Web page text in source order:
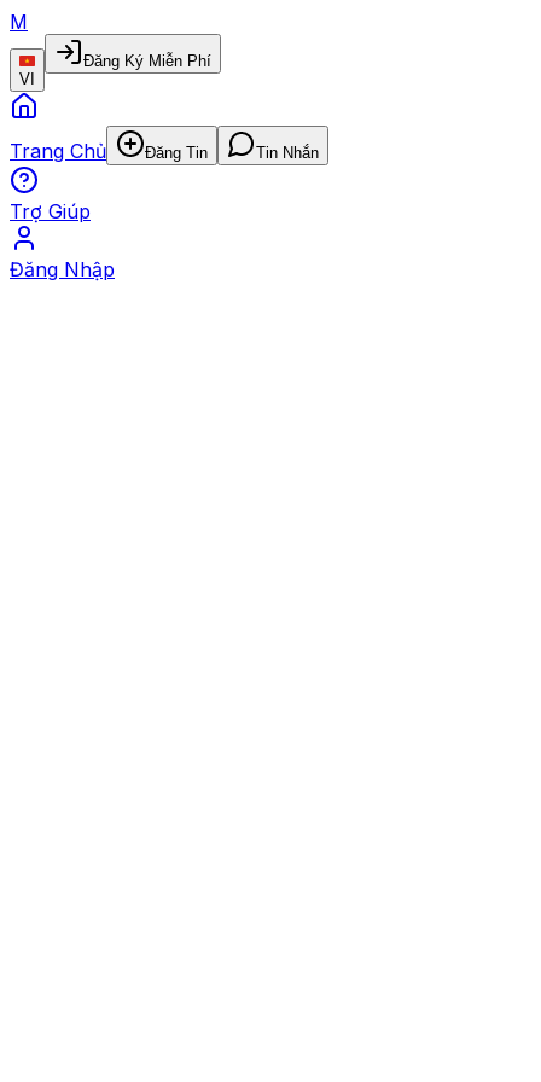
M
VI
Đăng Ký Miễn Phí
Trang Chủ Đăng Tin Tin Nhắn
Trợ Giúp
Đăng Nhập